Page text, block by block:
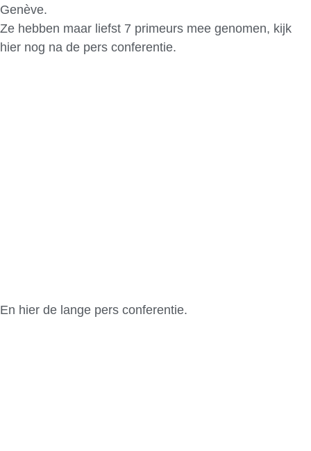
Genève.
Ze hebben maar liefst 7 primeurs mee genomen, kijk
hier nog na de pers conferentie.
En hier de lange pers conferentie.